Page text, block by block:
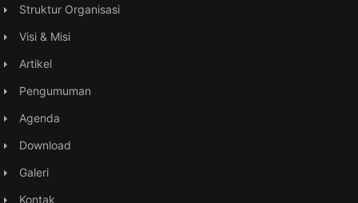
Struktur Organisasi
Visi & Misi
Artikel
Pengumuman
Agenda
Download
Galeri
Kontak